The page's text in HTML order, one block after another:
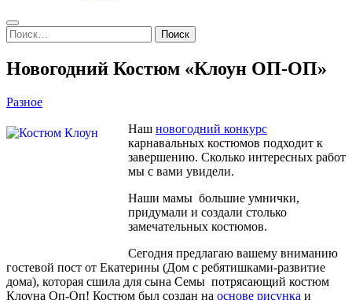
Search
Найти:
Новогодний Костюм «Клоун ОП-ОП»
Разное
Наш новогодний конкурс
карнавальных костюмов подходит к
завершению. Сколько интересных работ
мы с вами увидели.
Наши мамы большие умнички,
придумали и создали столько
замечательных костюмов.
Сегодня предлагаю вашему вниманию
гостевой пост от Екатерины (Дом с ребятишками-развитие
дома), которая сшила для сына Семы потрясающий костюм
Клоуна Оп-Оп! Костюм был создан на основе рисунка и